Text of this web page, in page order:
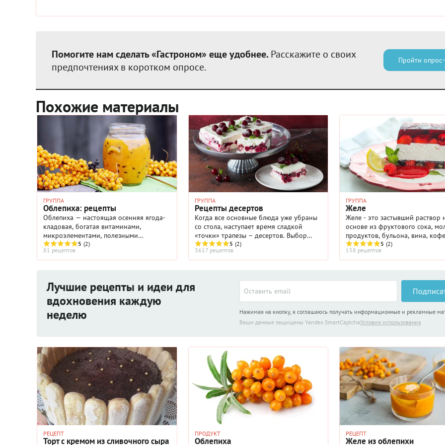
Помогите нам сделать «Гастроном» еще удобнее. Расскажите о своих
предпочтениях в коротком опросе.
Пройти опрос
Похожие материалы
ГРУППА
Облепиха: рецепты
Облепиха — настоящая осенняя ягода-
кладовая, богатая витаминами,
микроэлементами, полезными
фруктовыми кислотами. Уникальные
лечебные свойства ягод и масла
облепихи помогут в непростой ...
5 (2)
81 рецептов
ГРУППА
Рецепты десертов
Когда все основные блюда уже убраны
со стола, наступает время сладкой
«точки» трапезы – десертов. Выбор
десертов поистине безграничен. Желе и
муссы, суфле и мороженое, кремы и
фланы, сладкая выпечка и ...
5 (2)
3617 рецептов
ГРУППА
Желе
Желе - это застывший раствор
основе из фруктового сока,
продуктов, бульона, вина,
шоколада. Для приготовления
используют желирующие
например, желатин, ...
5 (2)
158 рецептов
Лучшие рецепты и идеи для
вдохновения каждую
неделю
Нажимая на кнопку, я соглашаюсь получать информационные и рекламные
Ваши данные защищены Yandex SmartCaptchaУсловия использования
РЕЦЕПТ
Торт с кремом из сливочного сыра
ПРОДУКТ
Облепиха
РЕЦЕПТ
Желе из облепихи